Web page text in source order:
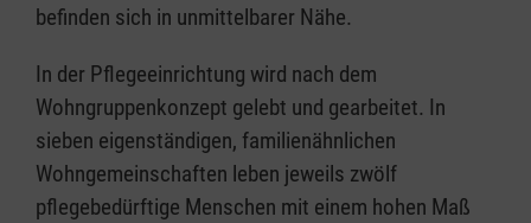
befinden sich in unmittelbarer Nähe.
In der Pflegeeinrichtung wird nach dem
Wohngruppenkonzept gelebt und gearbeitet. In
sieben eigenständigen, familienähnlichen
Wohngemeinschaften leben jeweils zwölf
pflegebedürftige Menschen mit einem hohen Maß